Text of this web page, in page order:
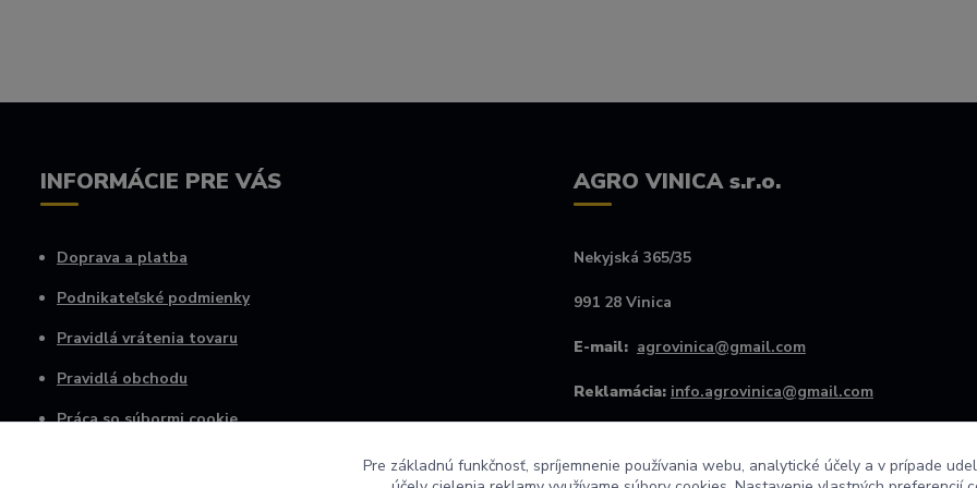
INFORMÁCIE PRE VÁS
Doprava a platba
Podnikateľské podmienky
Pravidlá vrátenia tovaru
Pravidlá obchodu
Práca so súbormi cookie
AGRO VINICA s.r.o.
Nekyjská 365/35
991 28 Vinica
E-mail: agrovinica@gmail.com
Reklamácia: info.agrovinica@gmail.com
Po - Pia od 8:00 do 16:00
Pre základnú funkčnosť, spríjemnenie používania webu, analytické účely a v prípade